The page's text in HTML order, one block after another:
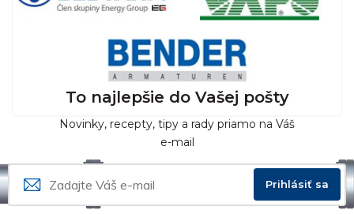
To najlepšie do Vašej pošty
Novinky, recepty, tipy a rady priamo na Váš
e-mail
Prihlásiť sa